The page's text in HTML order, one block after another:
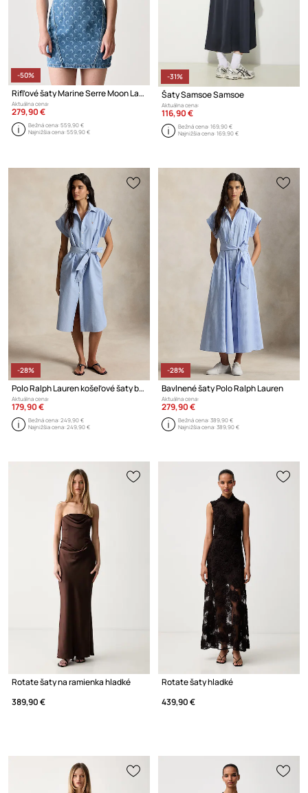
-50%
Rifľové šaty Marine Serre Moon Laser Denim Mini Dress
Aktuálna cena:
279,90 €
Bežná cena:559,90 €
Najnižšia cena:559,90 €
-31%
Šaty Samsoe Samsoe
Aktuálna cena:
116,90 €
Bežná cena:169,90 €
Najnižšia cena:169,90 €
-28%
Polo Ralph Lauren košeľové šaty bavlnené
Aktuálna cena:
179,90 €
Bežná cena:249,90 €
Najnižšia cena:249,90 €
-28%
Bavlnené šaty Polo Ralph Lauren
Aktuálna cena:
279,90 €
Bežná cena:389,90 €
Najnižšia cena:389,90 €
Rotate šaty na ramienka hladké
389,90 €
Rotate šaty hladké
439,90 €